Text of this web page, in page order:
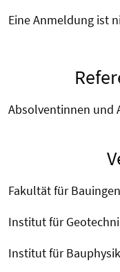
Eine Anmeldung ist
Absolventinnen und
Fakultät für
Institut für
Institut für Bauphysik